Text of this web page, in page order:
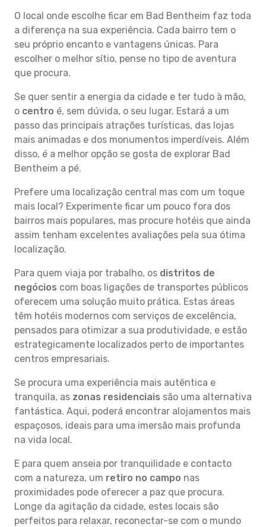
O local onde escolhe ficar em Bad Bentheim faz toda
a diferença na sua experiência. Cada bairro tem o
seu próprio encanto e vantagens únicas. Para
escolher o melhor sítio, pense no tipo de aventura
que procura.
Se quer sentir a energia da cidade e ter tudo à mão,
o centro é, sem dúvida, o seu lugar. Estará a um
passo das principais atrações turísticas, das lojas
mais animadas e dos monumentos imperdíveis. Além
disso, é a melhor opção se gosta de explorar Bad
Bentheim a pé.
Prefere uma localização central mas com um toque
mais local? Experimente ficar um pouco fora dos
bairros mais populares, mas procure hotéis que ainda
assim tenham excelentes avaliações pela sua ótima
localização.
Para quem viaja por trabalho, os distritos de
negócios com boas ligações de transportes públicos
oferecem uma solução muito prática. Estas áreas
têm hotéis modernos com serviços de excelência,
pensados para otimizar a sua produtividade, e estão
estrategicamente localizados perto de importantes
centros empresariais.
Se procura uma experiência mais autêntica e
tranquila, as zonas residenciais são uma alternativa
fantástica. Aqui, poderá encontrar alojamentos mais
espaçosos, ideais para uma imersão mais profunda
na vida local.
E para quem anseia por tranquilidade e contacto
com a natureza, um retiro no campo nas
proximidades pode oferecer a paz que procura.
Longe da agitação da cidade, estes locais são
perfeitos para relaxar, reconectar-se com o mundo